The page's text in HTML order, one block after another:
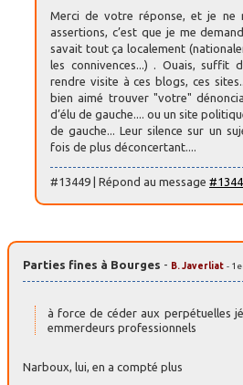
Merci de votre réponse, et je ne
assertions, c’est que je me
savait tout ça localement
les connivences...) . Ouais, suffit
rendre visite à ces blogs, ces
bien aimé trouver "votre"
d’élu de gauche.... ou un site
de gauche... Leur silence sur un
fois de plus déconcertant....
#13449 | Répond au message
Parties fines à Bourges - B. Javerliat -
à force de céder aux perpétuelles
emmerdeurs professionnels
Narboux, lui, en a compté plus